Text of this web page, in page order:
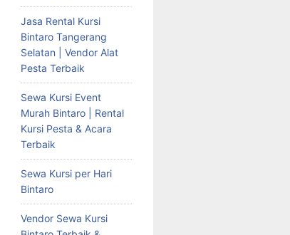
Jasa Rental Kursi
Bintaro Tangerang
Selatan | Vendor Alat
Pesta Terbaik
Sewa Kursi Event
Murah Bintaro | Rental
Kursi Pesta & Acara
Terbaik
Sewa Kursi per Hari
Bintaro
Vendor Sewa Kursi